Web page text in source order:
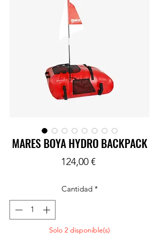
MARES BOYA HYDRO BACKPACK
124,00 €Precio
Cantidad *
Solo 2 disponible(s)